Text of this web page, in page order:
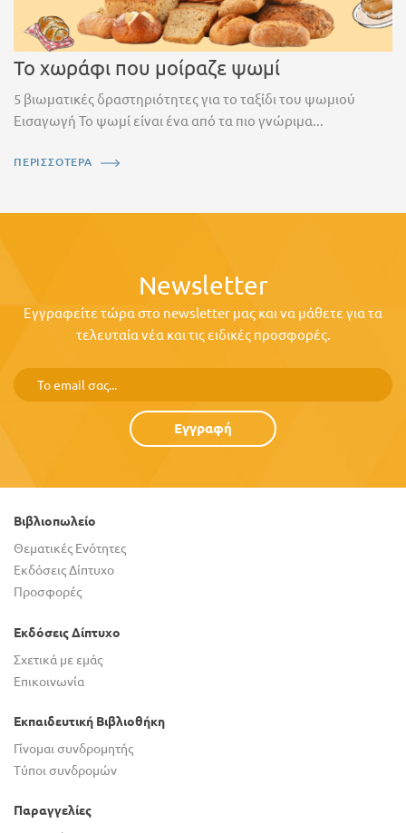
Το χωράφι που μοίραζε ψωμί
5 βιωματικές δραστηριότητες για το ταξίδι του ψωμιού
Εισαγωγή Το ψωμί είναι ένα από τα πιο γνώριμα...
ΠΕΡΙΣΣΟΤΕΡΑ
Newsletter
Εγγραφείτε τώρα στο newsletter μας και να μάθετε για τα
τελευταία νέα και τις ειδικές προσφορές.
Εγγραφή
Βιβλιοπωλείο
Θεματικές Ενότητες
Εκδόσεις Δίπτυχο
Προσφορές
Εκδόσεις Δίπτυχο
Σχετικά με εμάς
Επικοινωνία
Εκπαιδευτική Βιβλιοθήκη
Γίνομαι συνδρομητής
Τύποι συνδρομών
Παραγγελίες